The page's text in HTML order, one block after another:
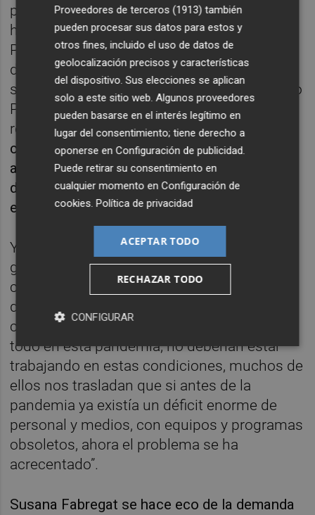
promesas, los vecinos de Constitución no
han visto mejorada su calidad asistencial.
Piden soluciones ya para no tener que
desplazarse a otros centros de salud
sobrecargando de pacientes a centros como
Palleter. Si los sindicatos médicos
recomiendandedicar 10 minutos de media a
cada paciente y lo recomendable sería
atender una media de 25 a 30 pacientes
diarios, ahora mismo se está atendiendo
entre 45 y 50 pacientes”, expone Fabregat.
Y añade: “La Generalitat anunció la vuelta
gradual a la atención presencial en los
centros de salud, sin embargo, en la ciudad
de Castelló todavía cinco centros siguen
cerrados. Los médicos, que lo están dando
todo en esta pandemia, no deberían estar
trabajando en estas condiciones, muchos de
ellos nos trasladan que si antes de la
pandemia ya existía un déficit enorme de
personal y medios, con equipos y programas
obsoletos, ahora el problema se ha
acrecentado”.
Susana Fabregat se hace eco de la demanda
Proveedores de terceros (1913) también
pueden procesar sus datos para estos y
otros fines, incluido el uso de datos de
geolocalización precisos y características
del dispositivo. Sus elecciones se aplican
solo a este sitio web. Algunos proveedores
pueden basarse en el interés legítimo en
lugar del consentimiento; tiene derecho a
oponerse enConfiguración de publicidad
Puede retirar su consentimiento en
cualquier momento enConfiguración de
cookies .Política de privacidad
ACEPTAR TODO
RECHAZAR TODO
CONFIGURAR